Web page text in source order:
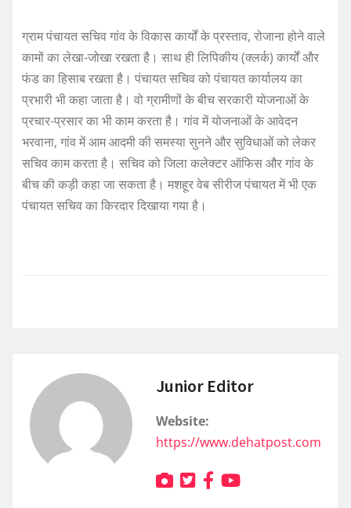
ग्राम पंचायत सचिव गांव के विकास कार्यों के प्रस्ताव, रोजाना होने वाले
कामों का लेखा-जोखा रखता है। साथ ही लिपिकीय (क्लर्क) कार्यों और
फंड का हिसाब रखता है। पंचायत सचिव को पंचायत कार्यालय का
प्रभारी भी कहा जाता है। वो ग्रामीणों के बीच सरकारी योजनाओं के
प्रचार-प्रसार का भी काम करता है। गांव में योजनाओं के आवेदन
भरवाना, गांव में आम आदमी की समस्या सुनने और सुविधाओं को लेकर
सचिव काम करता है। सचिव को जिला कलेक्टर ऑफिस और गांव के
बीच की कड़ी कहा जा सकता है। मशहूर वेब सीरीज पंचायत में भी एक
पंचायत सचिव का किरदार दिखाया गया है।
Junior Editor
Website:
https://www.dehatpost.com